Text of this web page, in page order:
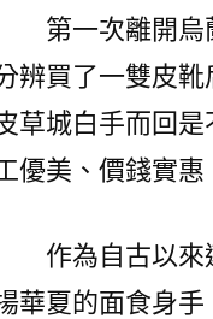
第一次離開
辨買了一雙皮
草城白手而回
優美、價錢實
作為自古以
華夏的面食身手